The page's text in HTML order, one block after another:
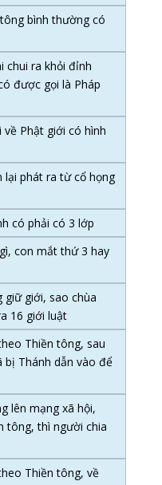
bình thường có
chui ra khỏi đỉnh
được gọi là Pháp
Phật giới có hình
lại phát ra từ cổ họng
có phải có 3 lớp
con mắt thứ 3 hay
giữ giới, sao chùa
16 giới luật
Thiền tông, sau
bị Thánh dẫn vào để
lên mạng xã hội,
tông, thì người chia
Thiền tông, về